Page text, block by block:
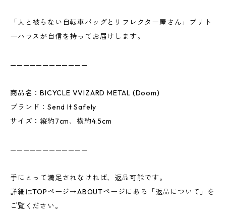
「人と被らない自転車バッグとリフレクター屋さん」ブリト
ーハウスが自信を持ってお届けします。
————————————
商品名：BICYCLE VVIZARD METAL (Doom)
ブランド：Send It Safely
サイズ：縦約7cm、横約4.5cm
————————————
手にとって満足されなければ、返品可能です。
詳細はTOPページ→ABOUTページにある「返品について」を
ご覧ください。